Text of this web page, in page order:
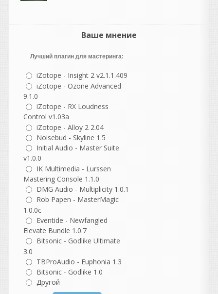
и назвать её так же
windows xp и спомощью
инструкции испльзуете
образ и устанавливаем
винду там всё будет так
как будто вы
устанавливаетет в реале
винду типа форматируем
и дальше идёт установка
!
дальше ждётет и всё
винда готова!
написал 09.08.2026 в 02:22
нет.
ставится именно
версия WaveLab 13.0.30 Pro
sd1773
написал 09.08.2026 в 00:27
Ставится WaveLab Go, а не
Ваше мнение
Лучший плагин для мастеринга:
iZotope - Insight 2 v2.1.1.409
iZotope - Ozone Advanced
9.1.0
iZotope - RX Loudness
Control v1.03a
iZotope - Alloy 2 2.04
Noisebud - Skyline 1.5
Initial Audio - Master Suite
v1.0.0
IK Multimedia - Lurssen
Mastering Console 1.1.0
DMG Audio - Multiplicity 1.0.1
Rob Papen - MasterMagic
1.0.0c
Eventide - Newfangled
Elevate Bundle 1.0.7
Bitsonic - Godlike Ultimate
3.0
TBProAudio - Euphonia 1.3
Bitsonic - Godlike 1.0
Другой